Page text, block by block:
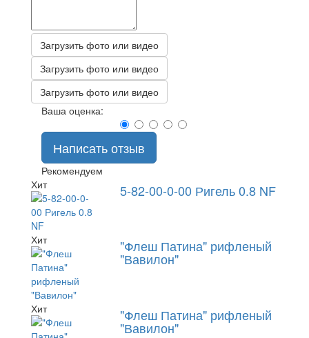
Загрузить фото или видео
Загрузить фото или видео
Загрузить фото или видео
Ваша оценка:
Написать отзыв
Рекомендуем
Хит
5-82-00-0-00 Ригель 0.8 NF
Хит "Флеш Патина" рифленый
"Вавилон"
Хит "Флеш Патина" рифленый
"Вавилон"